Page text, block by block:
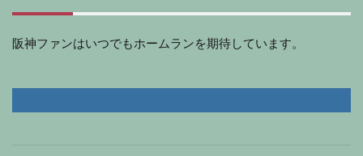
阪神ファンはいつでもホームランを期待しています。